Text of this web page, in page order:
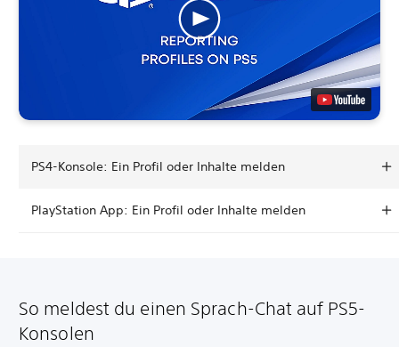
PS4-Konsole: Ein Profil oder Inhalte melden
PlayStation App: Ein Profil oder Inhalte melden
So meldest du einen Sprach-Chat auf PS5-
Konsolen